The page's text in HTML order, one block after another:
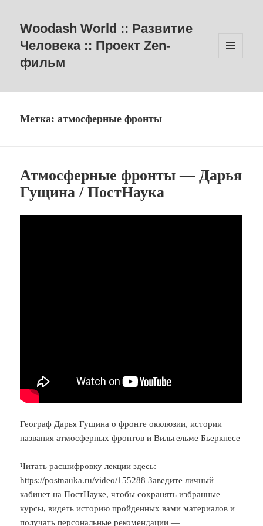
Woodash World :: Развитие
Человека :: Проект Zen-
фильм
Метка:атмосферные фронты
Атмосферные фронты — Дарья
Гущина / ПостНаука
Географ Дарья Гущина о фронте окклюзии, истории
названия атмосферных фронтов и Вильгельме Бьеркнесе
Читать расшифровку лекции здесь:
https://postnauka.ru/video/155288 Заведите личный
кабинет на ПостНауке, чтобы сохранять избранные
курсы, видеть историю пройденных вами материалов и
получать персональные рекомендации —